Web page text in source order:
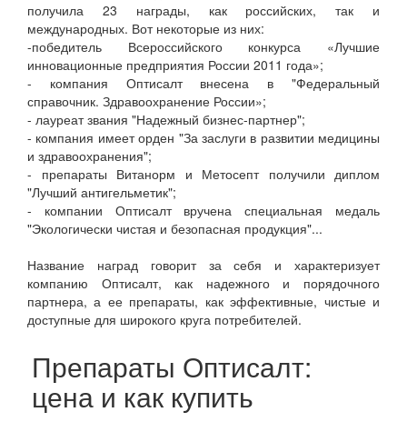
получила 23 награды, как российских, так и
международных. Вот некоторые из них:
-победитель Всероссийского конкурса «Лучшие
инновационные предприятия России 2011 года»;
- компания Оптисалт внесена в "Федеральный
справочник. Здравоохранение России»;
- лауреат звания "Надежный бизнес-партнер";
- компания имеет орден "За заслуги в развитии медицины
и здравоохранения";
- препараты Витанорм и Метосепт получили диплом
"Лучший антигельметик";
- компании Оптисалт вручена специальная медаль
"Экологически чистая и безопасная продукция"...
Название наград говорит за себя и характеризует
компанию Оптисалт, как надежного и порядочного
партнера, а ее препараты, как эффективные, чистые и
доступные для широкого круга потребителей.
Препараты Оптисалт:
цена и как купить